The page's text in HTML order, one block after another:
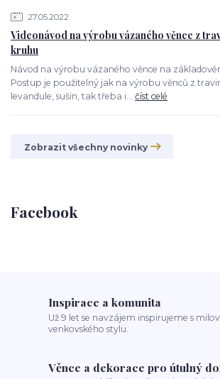
27.05.2022
Videonávod na výrobu vázaného věnce z
kruhu
Návod na výrobu vázaného věnce na
Postup je použitelný jak na výrobu věnců z
levandule, sušin, tak třeba i... číst celé
Zobrazit všechny novinky
Facebook
Inspirace a komunita
Už 9 let se navzájem inspirujeme s
venkovského stylu.
Věnce a dekorace pro útulný